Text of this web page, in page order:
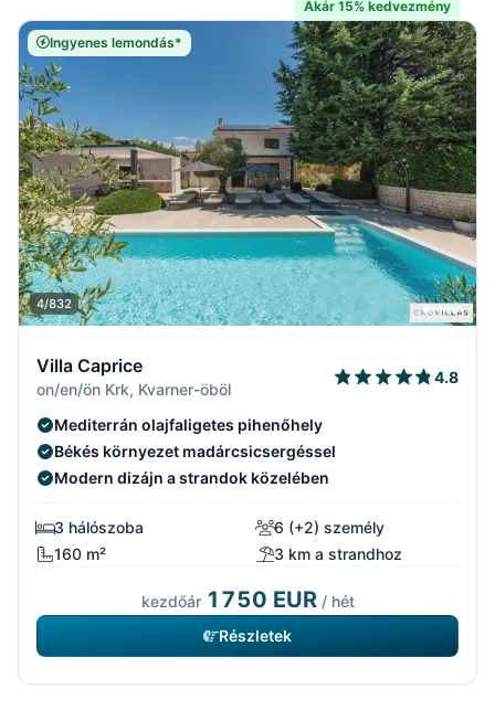
Akár 15% kedvezmény
Ingyenes lemondás*
4/832
Villa Caprice
on/en/ön Krk, Kvarner-öböl
4.8
Mediterrán olajfaligetes pihenőhely
Békés környezet madárcsicsergéssel
Modern dizájn a strandok közelében
3 hálószoba
6 (+2) személy
160 m²
3 km a strandhoz
kezdőár 1750 EUR/ hét
Részletek